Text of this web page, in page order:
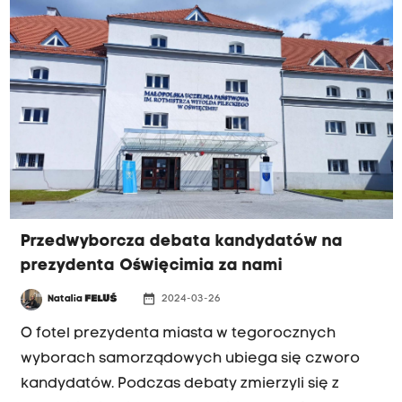
Przedwyborcza debata kandydatów na
prezydenta Oświęcimia za nami
Natalia FELUŚ date_range 2024-03-26
O fotel prezydenta miasta w tegorocznych
wyborach samorządowych ubiega się czworo
kandydatów. Podczas debaty zmierzyli się z